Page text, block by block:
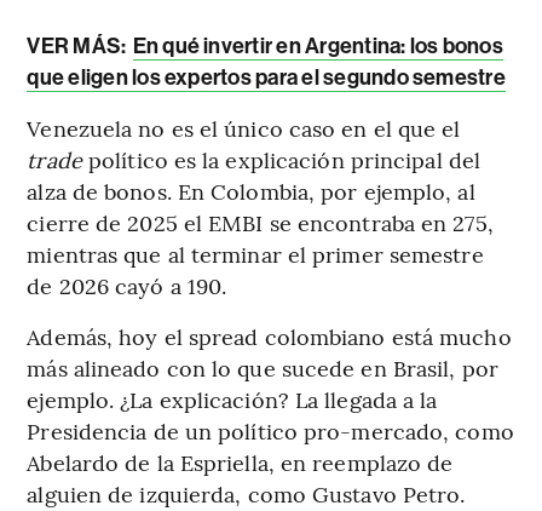
VER MÁS: En qué invertir en Argentina: los bonos
que eligen los expertos para el segundo semestre
Venezuela no es el único caso en el que el
tradepolítico es la explicación principal del
alza de bonos. En Colombia, por ejemplo, al
cierre de 2025 el EMBI se encontraba en 275,
mientras que al terminar el primer semestre
de 2026 cayó a 190.
Además, hoy el spread colombiano está mucho
más alineado con lo que sucede en Brasil, por
ejemplo. ¿La explicación? La llegada a la
Presidencia de un político pro-mercado, como
Abelardo de la Espriella, en reemplazo de
alguien de izquierda, como Gustavo Petro.